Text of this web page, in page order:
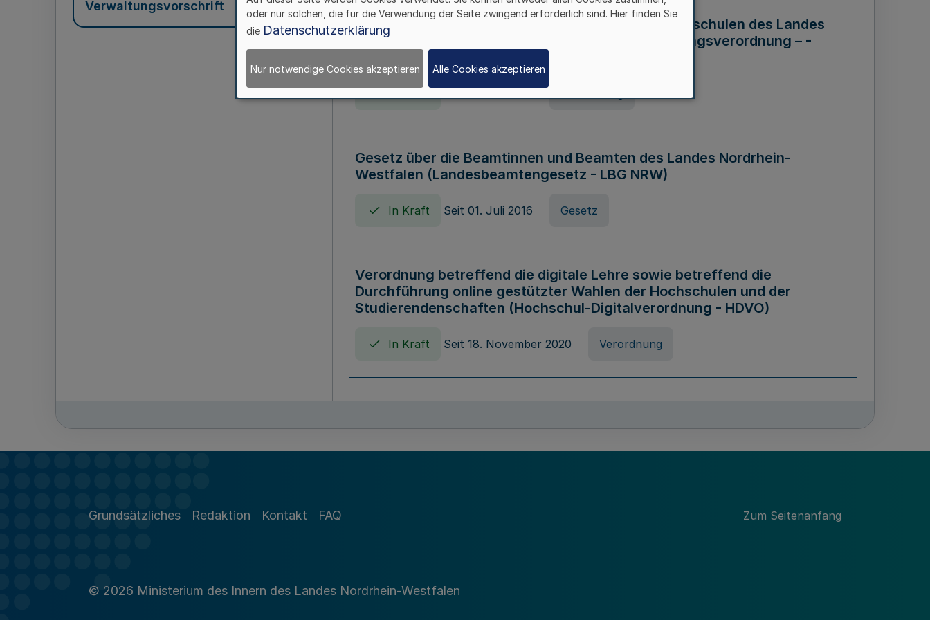
Verwaltungsvorschrift
Verordnung über die Wirtschaftsführung der Hochschulen des Landes
Nordrhein-Westfalen (Hochschulwirtschaftsführungsverordnung – -
Gesetz über die Beamtinnen und Beamten des Landes Nordrhein-
Westfalen (Landesbeamtengesetz - LBG NRW)
In Kraft Seit 01. Juli 2016 Gesetz
Verordnung betreffend die digitale Lehre sowie betreffend die
Durchführung online gestützter Wahlen der Hochschulen und der
Studierendenschaften (Hochschul-Digitalverordnung - HDVO)
In Kraft Seit 18. November 2020 Verordnung
(Hochschulabgabenverordnung - HAbg-VO)
Gesetz über die Kunsthochschulen des Landes Nordrhein-Westfalen
Grundsätzliches Redaktion Kontakt FAQ Zum Seitenanfang
© 2026 Ministerium des Innern des Landes Nordrhein-Westfalen
oder nur solchen, die für die Verwendung der Seite zwingend erforderlich sind. Hier finden Sie
die Datenschutzerklärung
Nur notwendige Cookies akzeptieren Alle Cookies akzeptieren